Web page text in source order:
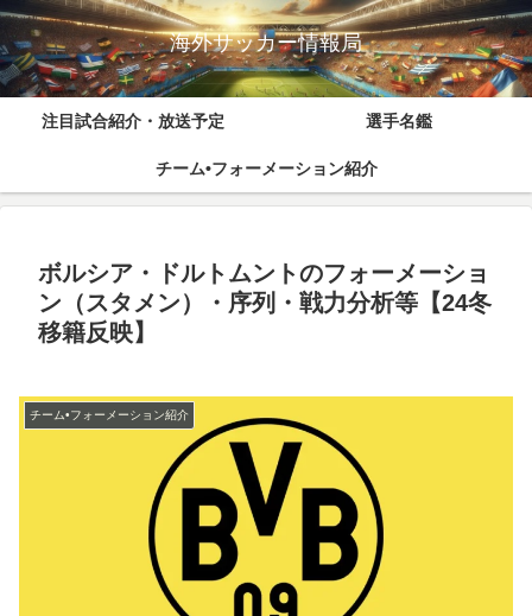
海外サッカー情報局
注目試合紹介・放送予定 選手名鑑
チーム•フォーメーション紹介
ボルシア・ドルトムントのフォーメーショ
ン（スタメン）・序列・戦力分析等【24冬
移籍反映】
チーム•フォーメーション紹介